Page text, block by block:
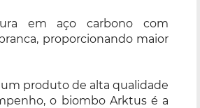
em aço carbono com
proporcionando maior
um produto de alta qualidade
o biombo Arktus é a